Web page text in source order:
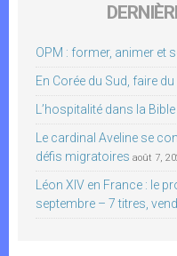
OPM : former, animer et
En Corée du Sud, faire
L’hospitalité dans la Bible
Le cardinal Aveline se
défis migratoires août 7,
Léon XIV en France : le
septembre – 7 titres,